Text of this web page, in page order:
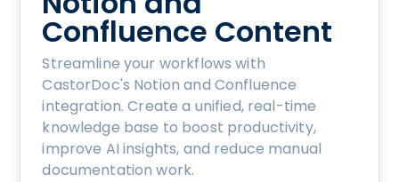
Confluence Content
Streamline your workflows with
CastorDoc's Notion and Confluence
integration. Create a unified, real-time
knowledge base to boost productivity,
improve AI insights, and reduce manual
documentation work.